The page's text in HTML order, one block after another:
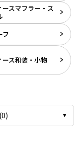
ースマフラー・ス
フ
ース和装・小物
0)